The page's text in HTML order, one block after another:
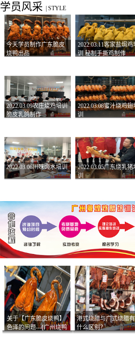
学员风采 STYLE
今天学员制作广东脆皮
烧鸭出品
2022.03.11客家盐焗鸡
训 秘制手撕鸡制作
2022.03.09农庄烧鸡培训
脆皮乳鸽制作
2022.03.08蜜汁烧鸡翅
训
2022.03.06川味卤水培训
2022.03.05广东烧乳猪
训
关于【广东脆皮烧鸭】
色泽的问题---[广州烧鸭
港式烧腊与广式烧腊有
什么区别？